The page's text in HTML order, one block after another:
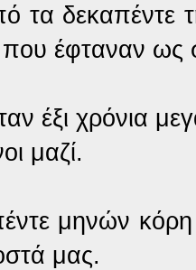
τα δεκαπέντε
έφταναν ως
έξι χρόνια
μαζί.
μηνών
μας.